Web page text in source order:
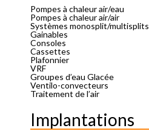
Pompes à chaleur air/eau
Pompes à chaleur air/air
Systèmes monosplit/multisplits
Gainables
Consoles
Cassettes
Plafonnier
VRF
Groupes d’eau Glacée
Ventilo-convecteurs
Traitement de l’air
Implantations